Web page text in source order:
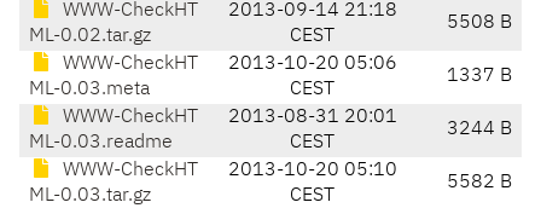
WWW-CheckHT
ML-0.02.tar.gz
2013-09-14 21:18
CEST
5508 B
WWW-CheckHT
ML-0.03.meta
2013-10-20 05:06
CEST
1337 B
WWW-CheckHT
ML-0.03.readme
2013-08-31 20:01
CEST
3244 B
WWW-CheckHT
ML-0.03.tar.gz
2013-10-20 05:10
CEST
5582 B